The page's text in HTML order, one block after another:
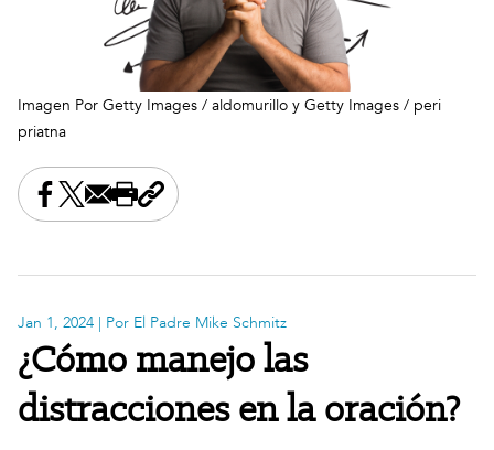
Imagen Por Getty Images / aldomurillo y Getty Images / peri
priatna
Share this on Facebook
Share this on X
Share this by email
Print this page
Copy the page address
Jan 1, 2024 | Por El Padre Mike Schmitz
¿Cómo manejo las
distracciones en la oración?